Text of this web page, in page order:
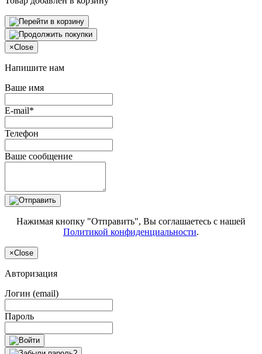
×Close
Напишите нам
Ваше имя
E-mail*
Телефон
Ваше сообщение
Нажимая кнопку "Отправить", Вы соглашаетесь с нашей
Политикой конфиденциальности.
×Close
Авторизация
Логин (email)
Пароль